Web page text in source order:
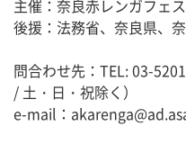
主催：奈良赤レンガフェ
後援：法務省、奈良県、
問合わせ先：TEL: 03-
/ 土・日・祝除く）
e-mail：